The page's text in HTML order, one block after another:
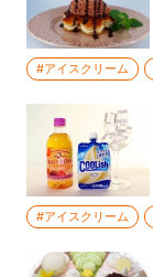
#アイスクリーム
#アイスクリーム